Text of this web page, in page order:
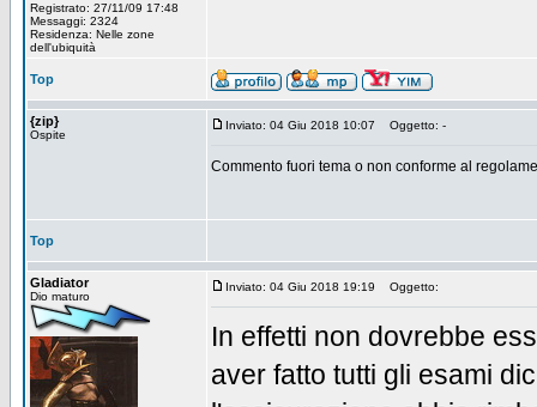
Registrato: 27/11/09 17:48
Messaggi: 2324
Residenza: Nelle zone
dell'ubiquità
Top
{zip}
Ospite
Inviato: 04 Giu 2018 10:07 Oggetto: -
Commento fuori tema o non conforme al
Top
Gladiator
Dio maturo
Inviato: 04 Giu 2018 19:19 Oggetto:
In effetti non dovrebbe
aver fatto tutti gli esami